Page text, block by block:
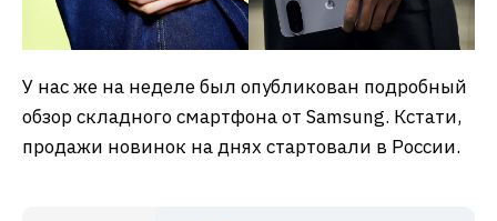
У нас же на неделе был опубликован подробный
обзор складного смартфона от Samsung. Кстати,
продажи новинок на днях стартовали в России.